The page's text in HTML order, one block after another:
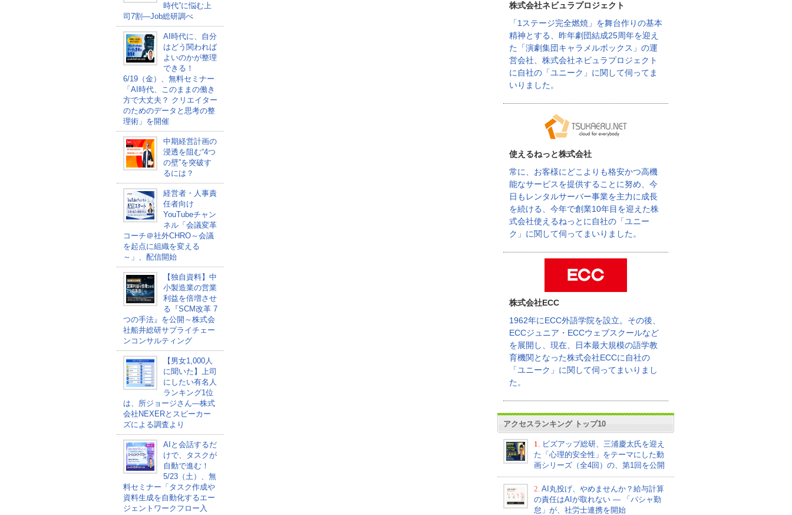
時代”に悩む上
司7割―Job総研調べ
AI時代に、自分
はどう関われば
よいのかが整理
できる！
6/19（金）、無料セミナー
「AI時代、このままの働き
方で大丈夫？ クリエイター
のためのデータと思考の整
理術」を開催
中期経営計画の
浸透を阻む“4つ
の壁”を突破す
るには？
経営者・人事責
任者向け
YouTubeチャン
ネル「会議変革
コーチ＠社外CHRO～会議
を起点に組織を変える
～」、配信開始
【独自資料】中
小製造業の営業
利益を倍増させ
る『SCM改革 7
つの手法』を公開～株式会
社船井総研サプライチェー
ンコンサルティング
【男女1,000人
に聞いた】上司
にしたい有名人
ランキング1位
は、所ジョージさん―株式
会社NEXERとスピーカー
ズによる調査より
AIと会話するだ
けで、タスクが
自動で進む！
5/23（土）、無
料セミナー「タスク作成や
資料生成を自動化するエー
ジェントワークフロー入
株式会社ネビュラプロジェクト
「1ステージ完全燃焼」を舞台作りの基本
精神とする、昨年劇団結成25周年を迎え
た「演劇集団キャラメルボックス」の運
営会社、株式会社ネビュラプロジェクト
に自社の「ユニーク」に関して伺ってま
いりました。
使えるねっと株式会社
常に、お客様にどこよりも格安かつ高機
能なサービスを提供することに努め、今
日もレンタルサーバー事業を主力に成長
を続ける、今年で創業10年目を迎えた株
式会社使えるねっとに自社の「ユニー
ク」に関して伺ってまいりました。
株式会社ECC
1962年にECC外語学院を設立。その後、
ECCジュニア・ECCウェブスクールなど
を展開し、現在、日本最大規模の語学教
育機関となった株式会社ECCに自社の
「ユニーク」に関して伺ってまいりまし
た。
アクセスランキング トップ10
1.
ビズアップ総研、三浦慶太氏を迎え
た「心理的安全性」をテーマにした動
画シリーズ（全4回）の、第1回を公開
2. AI丸投げ、やめませんか？給与計算
の責任はAIが取れない ― 「パシャ勤
怠」が、社労士連携を開始